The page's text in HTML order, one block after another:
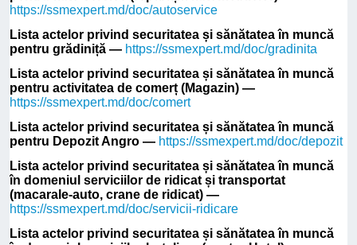
https://ssmexpert.md/doc/autoservice
Lista actelor privind securitatea și sănătatea în muncă
pentru grădiniță — https://ssmexpert.md/doc/gradinita
Lista actelor privind securitatea și sănătatea în muncă
pentru activitatea de comerț (Magazin) —
https://ssmexpert.md/doc/comert
Lista actelor privind securitatea și sănătatea în muncă
pentru Depozit Angro — https://ssmexpert.md/doc/depozit
Lista actelor privind securitatea și sănătatea în muncă
în domeniul serviciilor de ridicat și transportat
(macarale-auto, crane de ridicat) —
https://ssmexpert.md/doc/servicii-ridicare
Lista actelor privind securitatea și sănătatea în muncă